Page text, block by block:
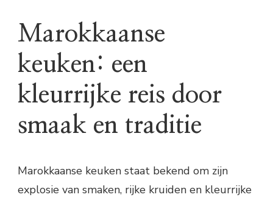
Marokkaanse
keuken: een
kleurrijke reis door
smaak en traditie
Marokkaanse keuken staat bekend om zijn
explosie van smaken, rijke kruiden en kleurrijke